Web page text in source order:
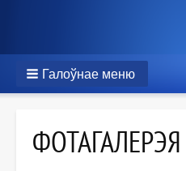
Галоўнае меню
ФОТАГАЛЕРЭЯ